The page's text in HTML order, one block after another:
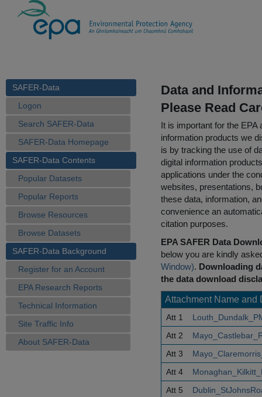
SAFER-Data
Logon
Search SAFER-Data
SAFER-Data Homepage
SAFER-Data Contents
Popular Datasets
Popular Reports
Browse Resources
Browse Datasets
SAFER-Data Background
Register for an Account
EPA Research Reports
Technical Information
Site Traffic Info
About SAFER-Data
Data and
Please Read
It is important for the
information products we
is by tracking the use of
digital information
applications under the
websites, presentations,
these data, information,
convenience an
citation purposes.
EPA SAFER Data
below you are kindly
Window). Downloading
the data download
Attachment Name and
Att 1
Att 2
Att 3
Att 4
Att 5